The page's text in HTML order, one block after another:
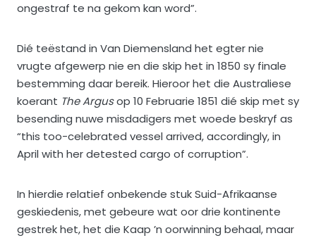
ongestraf te na gekom kan word”.
Dié teëstand in Van Diemensland het egter nie
vrugte afgewerp nie en die skip het in 1850 sy finale
bestemming daar bereik. Hieroor het die Australiese
koerant The Argusop 10 Februarie 1851 dié skip met sy
besending nuwe misdadigers met woede beskryf as
“this too-celebrated vessel arrived, accordingly, in
April with her detested cargo of corruption”.
In hierdie relatief onbekende stuk Suid-Afrikaanse
geskiedenis, met gebeure wat oor drie kontinente
gestrek het, het die Kaap ’n oorwinning behaal, maar